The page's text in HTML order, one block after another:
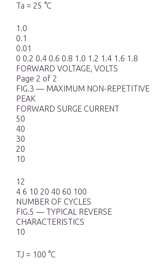
Ta = 25 °C
1.0
0.1
0.01
0 0.2 0.4 0.6 0.8 1.0 1.2 1.4 1.6 1.8
FORWARD VOLTAGE, VOLTS
Page 2 of 2
FIG.3 — MAXIMUM NON-REPETITIVE
PEAK
FORWARD SURGE CURRENT
50
40
30
20
10
12
4 6 10 20 40 60 100
NUMBER OF CYCLES
FIG.5 — TYPICAL REVERSE
CHARACTERISTICS
10
TJ = 100 °C